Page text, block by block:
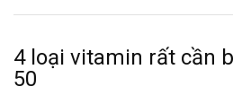
4 loại vitamin rất cần
50